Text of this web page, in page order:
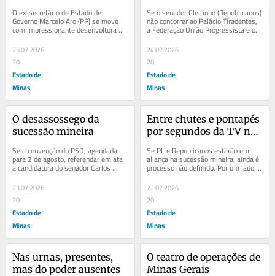
O ex-secretário de Estado de
Governo Marcelo Aro (PP) se move
com impressionante desenvoltura
sobre os escombros da política
mineira. Na mesma...
25.07.2026
20
Estado de
Minas
Se o senador Cleitinho (Republicanos)
não concorrer ao Palácio Tiradentes,
a Federação União Progressista e o
PL articulam, no âmbito estadual e...
24.07.2026
20
Estado de
Minas
O desassossego da
sucessão mineira
Se a convenção do PSD, agendada
para 2 de agosto, referendar em ata
a candidatura do senador Carlos
Estado...
23.07.2026
20
Estado de
Minas
Entre chutes e pontapés
por segundos da TV na
Se PL e Republicanos estarão em
aliança na sucessão mineira, ainda é
processo não definido. Por um lado, o
PL aposta na coligação encabeçada...
22.07.2026
20
Estado de
Minas
Nas urnas, presentes,
mas do poder ausentes
O teatro de operações de
Minas Gerais